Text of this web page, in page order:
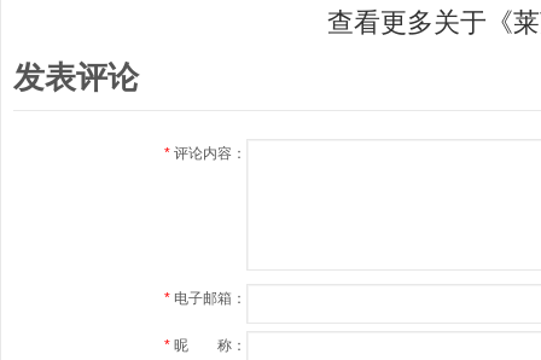
查看更多关于《
发表评论
* 评论内容：
* 电子邮箱：
* 昵 称：